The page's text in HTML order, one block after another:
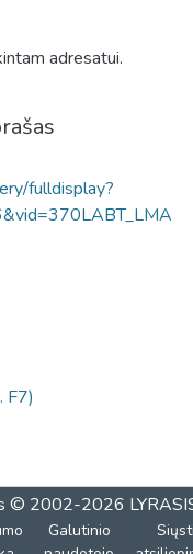
adresatui.
fulldisplay?
F7)
© 2002-2026
Galutinio